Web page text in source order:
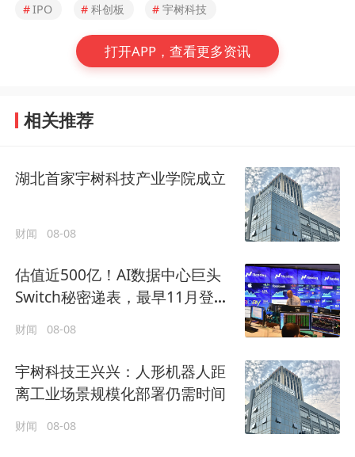
#IPO # 科创板 # 宇树科技
打开APP，查看更多资讯
相关推荐
湖北首家宇树科技产业学院成立
财闻 08-08
估值近500亿！AI数据中心巨头
Switch秘密递表，最早11月登陆
财闻 08-08
宇树科技王兴兴：人形机器人距
离工业场景规模化部署仍需时间
财闻 08-08